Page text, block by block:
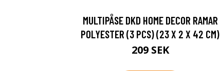
MULTIPÅSE DKD HOME DECOR RAMAR
POLYESTER (3 PCS) (23 X 2 X 42 CM)
209 SEK